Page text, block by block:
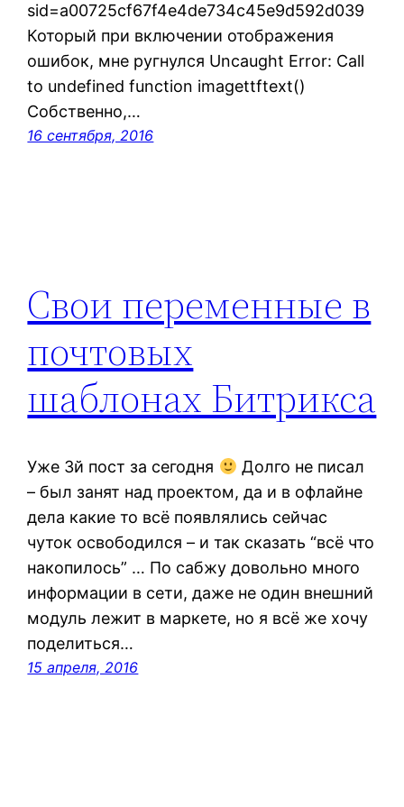
sid=a00725cf67f4e4de734c45e9d592d039
Который при включении отображения
ошибок, мне ругнулся Uncaught Error: Call
to undefined function imagettftext()
Собственно,…
16 сентября, 2016
Свои переменные в
почтовых
шаблонах Битрикса
Уже 3й пост за сегодня
Долго не писал
– был занят над проектом, да и в офлайне
дела какие то всё появлялись сейчас
чуток освободился – и так сказать “всё что
накопилось” … По сабжу довольно много
информации в сети, даже не один внешний
модуль лежит в маркете, но я всё же хочу
поделиться…
15 апреля, 2016